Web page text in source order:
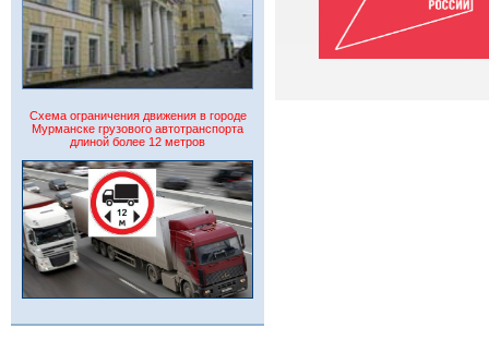
Схема ограничения движения в городе
Мурманске грузового автотранспорта
длиной более 12 метров